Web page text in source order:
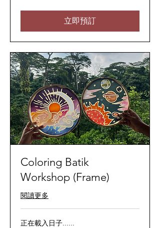
西
吉
立即預訂
Coloring Batik
Workshop (Frame)
閱讀更多
正在載入日子......